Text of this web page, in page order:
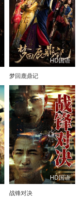
HD国语
梦回鹿鼎记
HD国语
战锋对决